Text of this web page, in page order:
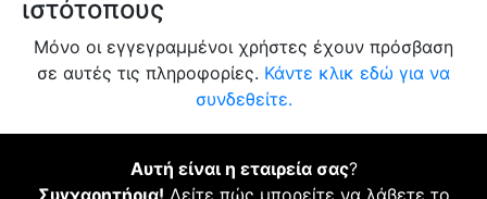
ιστότοπους
Μόνο οι εγγεγραμμένοι χρήστες έχουν πρόσβαση
σε αυτές τις πληροφορίες. Κάντε κλικ εδώ για να
συνδεθείτε.
Αυτή είναι η εταιρεία σας?